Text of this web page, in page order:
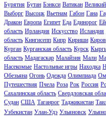
Бурятия Бутан Бэнкси Ватикан
Выборг Высоцк Вьетнам Габон Гана
Дракон Европа Египет Еда Единорог
область Ирландия Искусство Исландия
область Кингисепп Кипр Кириши Киров
Курган Курганская область Курск
область Мадагаскар Малайзия Мали
Насекомые Настольные игры Находка
Обезьяна Огонь Одежда Олимпиада
Путешествия Пчела Роза Рок Россия
Сахалинская область Свердловская
Судан США Таганрог Таджикистан
Узбекистан Улан-Удэ Ульяновск